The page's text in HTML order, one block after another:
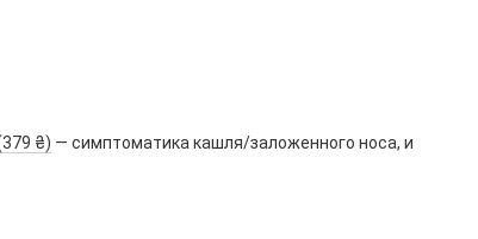
₴) — симптоматика кашля/заложенного носа, и